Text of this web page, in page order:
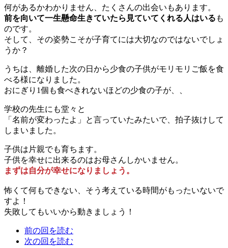
何があるかわかりません、たくさんの出会いもあります。
前を向いて一生懸命生きていたら見ていてくれる人はいる も
のです。
そして、その姿勢こそが子育てには大切なのではないでしょ
うか？
うちは、離婚した次の日から少食の子供がモリモリご飯を食
べる様になりました。
おにぎり1個も食べきれないほどの少食の子が、、
学校の先生にも堂々と
「名前が変わったよ」と言っていたみたいで、拍子抜けして
しまいました。
子供は片親でも育ちます。
子供を幸せに出来るのはお母さんしかいません。
まずは自分が幸せになりましょう。
怖くて何もできない、そう考えている時間がもったいないで
すよ！
失敗してもいいから動きましょう！
前の回を読む
次の回を読む